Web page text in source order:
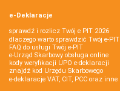
e-Deklaracje
sprawdź i rozlicz Twój e PIT 2026
dlaczego warto sprawdzić Twój e-PIT
FAQ do usługi Twój e-PIT
e-Urząd Skarbowy obsługa online
kody weryfikacji UPO e-deklaracji
znajdź kod Urzędu Skarbowego
e-deklaracje VAT, CIT, PCC oraz inne